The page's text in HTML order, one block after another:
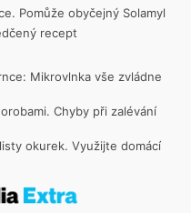
Pomůže obyčejný Solamyl
recept
Mikrovlnka vše zvládne
Chyby při zalévání
okurek. Využijte domácí